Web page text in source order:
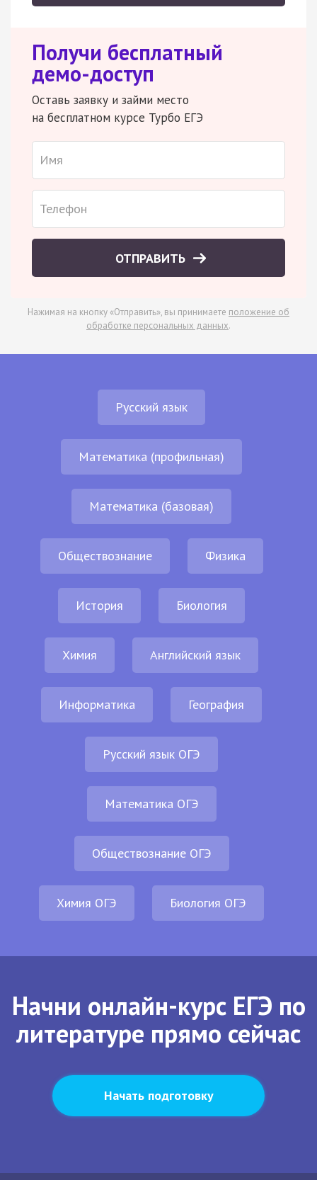
Получи бесплатный
демо-доступ
Оставь заявку и займи место
на бесплатном курсе Турбо ЕГЭ
ОТПРАВИТЬ
Нажимая на кнопку «Отправить», вы принимаете положение об
обработке персональных данных.
Русский язык
Математика (профильная)
Математика (базовая)
Обществознание Физика
История Биология
Химия Английский язык
Информатика География
Русский язык ОГЭ
Математика ОГЭ
Обществознание ОГЭ
Химия ОГЭ Биология ОГЭ
Начни онлайн-курс ЕГЭ по
литературе прямо сейчас
Начать подготовку